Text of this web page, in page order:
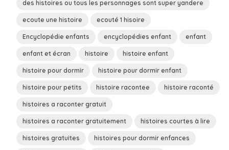
des histoires ou tous les personnages sont super yandere
ecoute une histoire ecouté 1 hisoire
Encyclopédie enfants encyclopédies enfant enfant
enfant et écran histoire histoire enfant
histoire pour dormir histoire pour dormir enfant
histoire pour petits histoire racontee histoire raconté
histoires a raconter gratuit
histoires a raconter gratuitement histoires courtes à lire
histoires gratuites histoires pour dormir enfances